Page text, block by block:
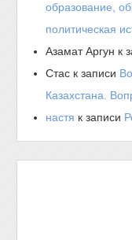
образование,
политическая
Азамат Аргун к
Стас к записи
Казахстана.
настя к записи